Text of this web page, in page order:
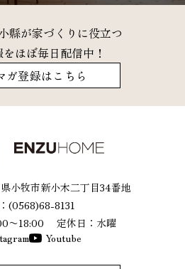
縣が家づくりに役立つ
ほぼ毎日配信中！
ガ登録はこちら
小牧市新小木二丁目34番地
(0568)68-8131
〜18:00
定休日：水曜
Youtube